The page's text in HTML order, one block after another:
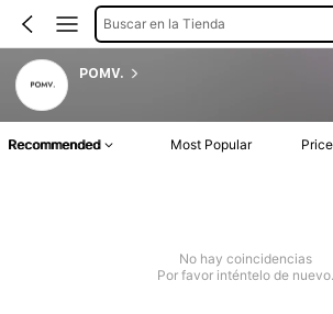
Buscar en la Tienda
POMV.
Recommended Most Popular Price
No hay coincidencias
Por favor inténtelo de nuevo.